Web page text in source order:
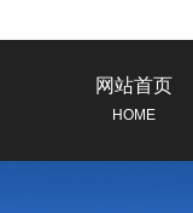
网站首页
HOME